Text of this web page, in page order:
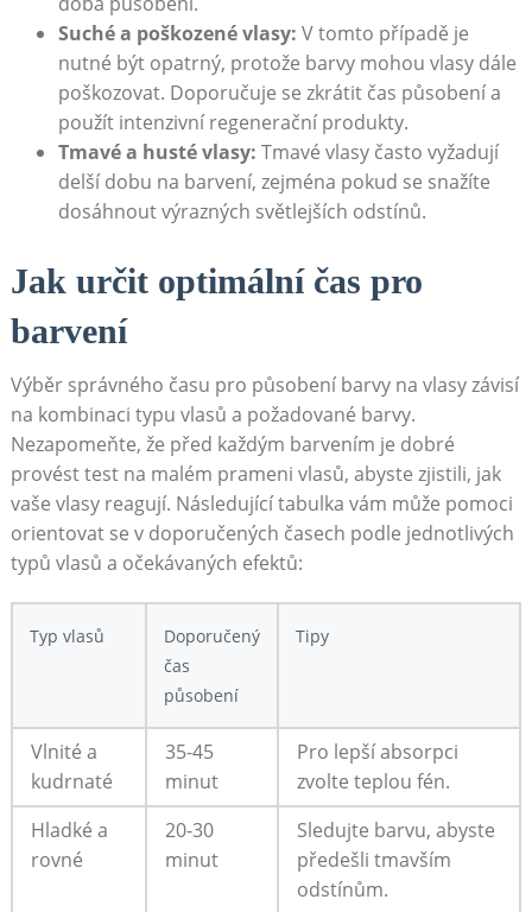
Suché a⁢ poškozené vlasy: V tomto případě je
nutné‍ být opatrný, protože barvy mohou vlasy dále
poškozovat. Doporučuje se zkrátit čas působení ⁢a⁤
použít intenzivní regenerační produkty.
Tmavé ‍a husté vlasy: Tmavé ⁤vlasy ​často vyžadují
delší dobu na barvení,⁣ zejména pokud se snažíte
dosáhnout výrazných světlejších odstínů.
Jak určit optimální čas pro
barvení
Výběr správného času pro působení barvy na vlasy ⁢závisí
na ⁢kombinaci typu vlasů‌ a požadované barvy.
Nezapomeňte,​ že před každým barvením je dobré
provést test ⁢na malém prameni vlasů, abyste zjistili, jak
vaše vlasy reagují. Následující tabulka vám může pomoci
orientovat se v doporučených ⁢časech podle jednotlivých
typů vlasů a očekávaných‍ efektů:
Typ vlasů
Doporučený
čas
působení
Tipy
Vlnité ⁢a
kudrnaté
35-45
minut
Pro lepší absorpci
zvolte teplou fén.
Hladké a
rovné
20-30
minut
Sledujte‍ barvu, abyste
⁢předešli tmavším
odstínům.